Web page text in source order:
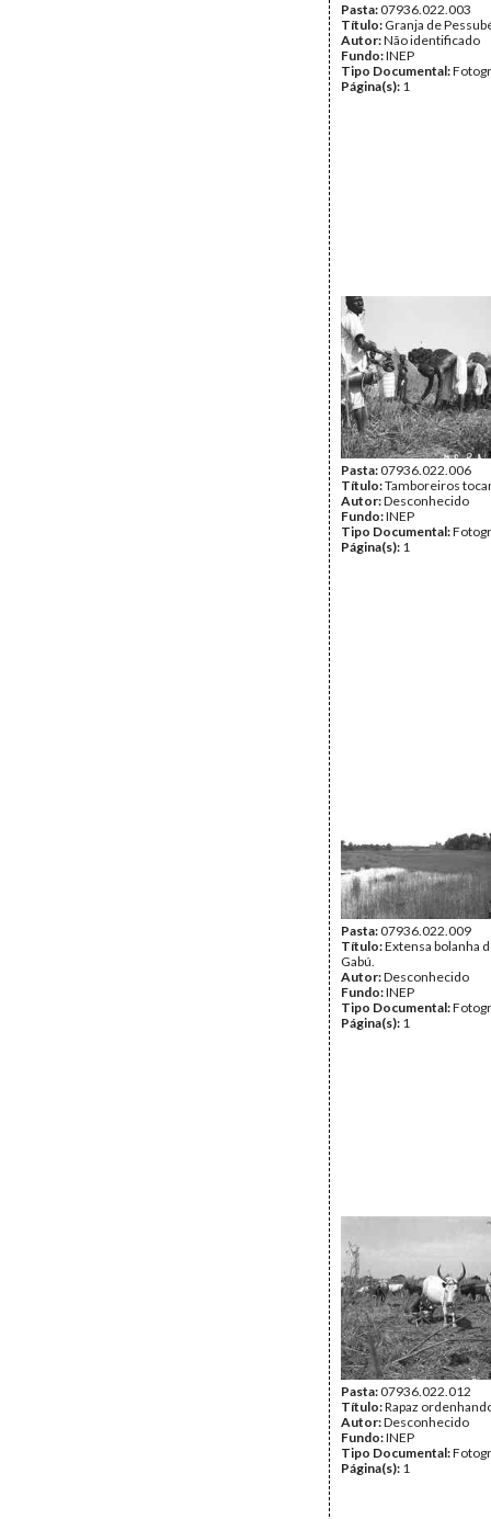
Pasta:07936.022.003
Título: Granja de
Autor:Não identificado
Fundo:INEP
Tipo Documental:
Página(s): 1
Pasta:07936.022.006
Título:Tamboreiros
Autor:Desconhecido
Fundo:INEP
Tipo Documental:
Página(s): 1
Pasta:07936.022.009
Título:Extensa bolanha
Gabú.
Autor:Desconhecido
Fundo:INEP
Tipo Documental:
Página(s): 1
Pasta:07936.022.012
Título:Rapaz
Autor:Desconhecido
Fundo:INEP
Tipo Documental:
Página(s): 1